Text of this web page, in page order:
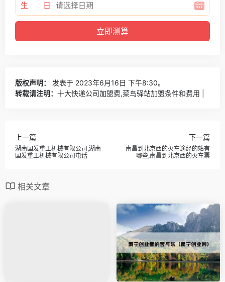
生 日
版权声明：
发表于 2023年6月16日 下午8:30。
转载请注明： 十大快递公司加盟费,菜鸟驿站加盟条件和费用 |
上一篇
湖南国发重工机械有限公司,湖南
国发重工机械有限公司电话
下一篇
南昌到北京西的火车途经的站有
哪些,南昌到北京西的火车票
相关文章